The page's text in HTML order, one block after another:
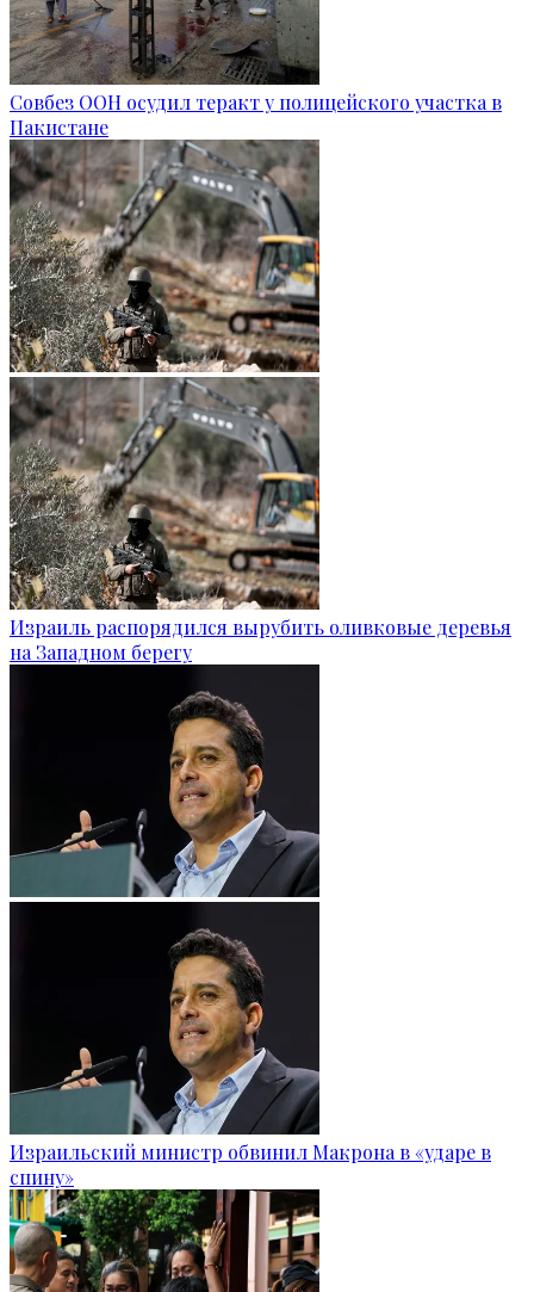
Совбез ООН осудил теракт у полицейского участка в
Пакистане
Израиль распорядился вырубить оливковые деревья
на Западном берегу
Израильский министр обвинил Макрона в «ударе в
спину»